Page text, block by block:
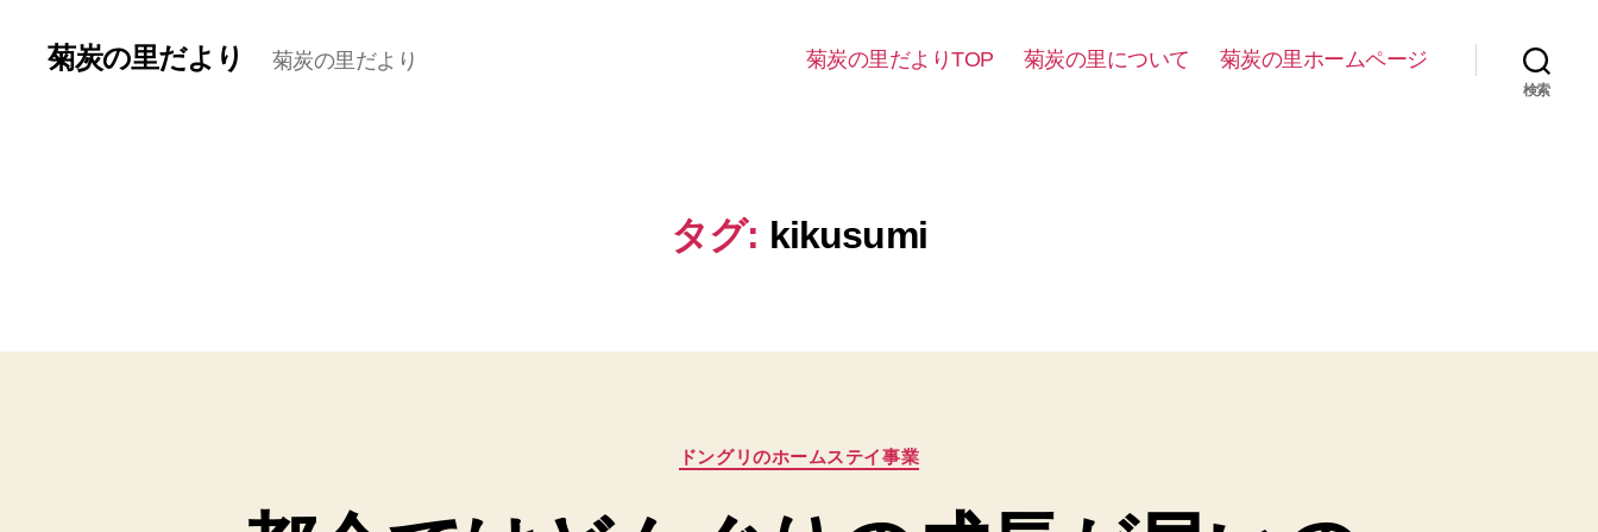
菊炭の里だより 菊炭の里だより 菊炭の里だよりTOP 菊炭の里について 菊炭の里ホームページ
検索
タグ: kikusumi
カ
テ
リ
ドングリのホームステイ事業